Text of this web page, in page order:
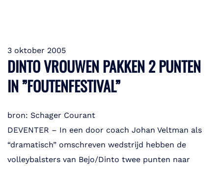
3 oktober 2005
DINTO VROUWEN PAKKEN 2 PUNTEN
IN ”FOUTENFESTIVAL”
bron: Schager Courant
DEVENTER – In een door coach Johan Veltman als
“dramatisch” omschreven wedstrijd hebben de
volleybalsters van Bejo/Dinto twee punten naar